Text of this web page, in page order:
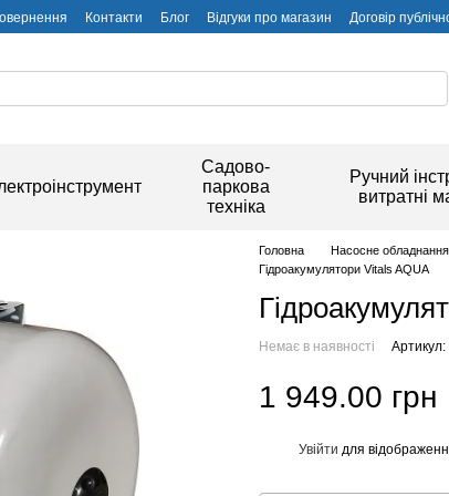
Контакти Блог Відгуки про магазин
Договір
Садово-
паркова
техніка
Ручний
витратні
Головна Насосне обладнання
Гідроакумулятори Vitals AQUA
Немає в наявності
1 949.00 грн
Увійти для